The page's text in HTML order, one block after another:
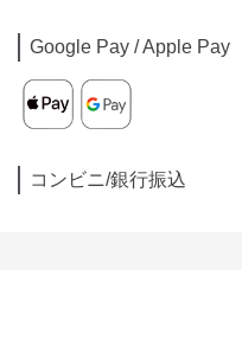
Google Pay / Apple Pay
コンビニ/銀行振込